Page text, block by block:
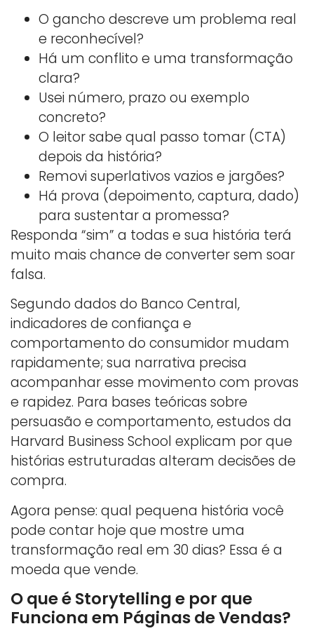
O gancho descreve um problema real
e reconhecível?
Há um conflito e uma transformação
clara?
Usei número, prazo ou exemplo
concreto?
O leitor sabe qual passo tomar (CTA)
depois da história?
Removi superlativos vazios e jargões?
Há prova (depoimento, captura, dado)
para sustentar a promessa?
Responda “sim” a todas e sua história terá
muito mais chance de converter sem soar
falsa.
Segundo dados do Banco Central,
indicadores de confiança e
comportamento do consumidor mudam
rapidamente; sua narrativa precisa
acompanhar esse movimento com provas
e rapidez. Para bases teóricas sobre
persuasão e comportamento, estudos da
Harvard Business School explicam por que
histórias estruturadas alteram decisões de
compra.
Agora pense: qual pequena história você
pode contar hoje que mostre uma
transformação real em 30 dias? Essa é a
moeda que vende.
O que é Storytelling e por que
Funciona em Páginas de Vendas?